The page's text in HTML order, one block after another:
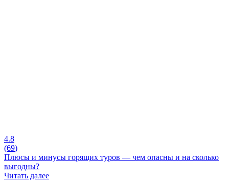
4.8
(69)
Плюсы и минусы горящих туров — чем опасны и на сколько
выгодны?
Читать далее